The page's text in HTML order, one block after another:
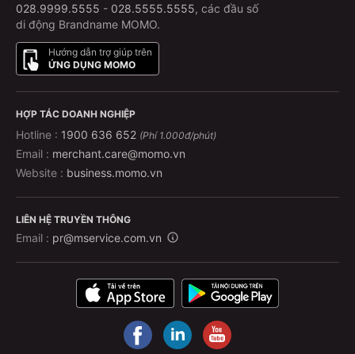
028.9999.5555 - 028.5555.5555, các đầu số
di động Brandname MOMO.
Hướng dẫn trợ giúp trên
ỨNG DỤNG MOMO
HỢP TÁC DOANH NGHIỆP
Hotline : 1900 636 652 (Phí 1.000đ/phút)
Email : merchant.care@momo.vn
Website : business.momo.vn
LIÊN HỆ TRUYỀN THÔNG
Email : pr@mservice.com.vn